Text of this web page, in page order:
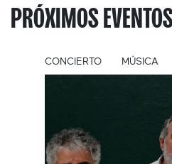
PRÓXIMOS
CONCIERTO MÚSICA